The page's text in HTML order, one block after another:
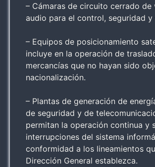
– Cámaras de circuito cerrado de
audio para el control, seguridad y
– Equipos de posicionamiento
incluye en la operación de
mercancías que no hayan sido
nacionalización.
– Plantas de generación de
de seguridad y de
permitan la operación continua y
interrupciones del sistema
conformidad a los lineamientos
Dirección General establezca.